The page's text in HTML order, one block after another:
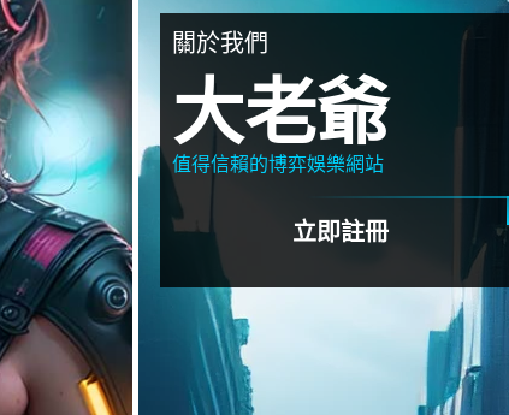
關於我們
大老爺
值得信賴的博弈娛樂網站
立即註冊